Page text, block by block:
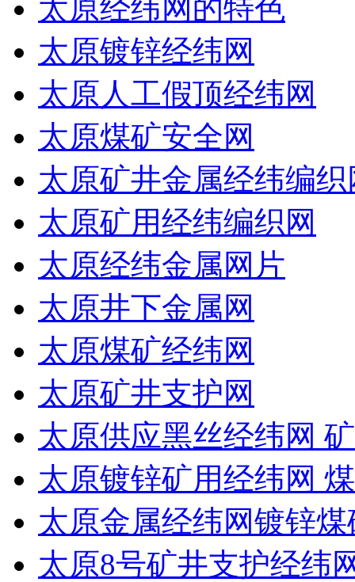
太原经纬网的特色
太原镀锌经纬网
太原人工假顶经纬网
太原煤矿安全网
太原矿井金属经纬编织
太原矿用经纬编织网
太原经纬金属网片
太原井下金属网
太原煤矿经纬网
太原矿井支护网
太原供应黑丝经纬网
太原镀锌矿用经纬网
太原金属经纬网镀锌
太原8号矿井支护经纬